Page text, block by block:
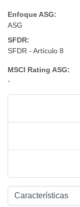
Enfoque ASG:
ASG
SFDR:
SFDR - Artículo 8
MSCI Rating ASG:
-